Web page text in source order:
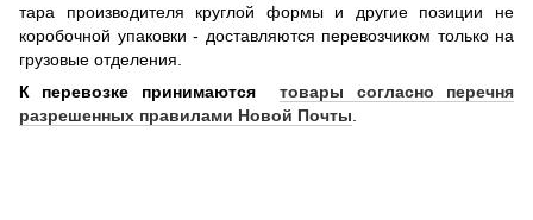
тара производителя круглой формы и другие позиции не
коробочной упаковки - доставляются перевозчиком только на
грузовые отделения.
К перевозке принимаютсятовары согласно перечня
разрешенных правилами Новой Почты.